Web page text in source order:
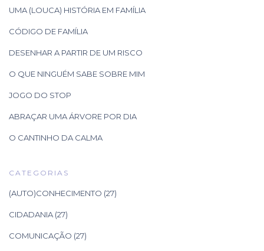
UMA (LOUCA) HISTÓRIA EM FAMÍLIA
CÓDIGO DE FAMÍLIA
DESENHAR A PARTIR DE UM RISCO
O QUE NINGUÉM SABE SOBRE MIM
JOGO DO STOP
ABRAÇAR UMA ÁRVORE POR DIA
O CANTINHO DA CALMA
CATEGORIAS
(AUTO)CONHECIMENTO (27)
CIDADANIA (27)
COMUNICAÇÃO (27)